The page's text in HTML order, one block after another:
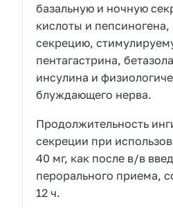
базальную и ночную
кислоты и пепсиногена,
секрецию,
пентагастрина,
инсулина и
блуждающего нерва.
Продолжительность
секреции при
40 мг, как после в/в
перорального приема,
12 ч.